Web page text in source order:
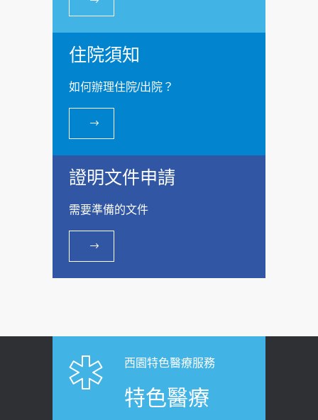
住院須知
如何辦理住院/出院？
證明文件申請
需要準備的文件
西園特色醫療服務
特色醫療